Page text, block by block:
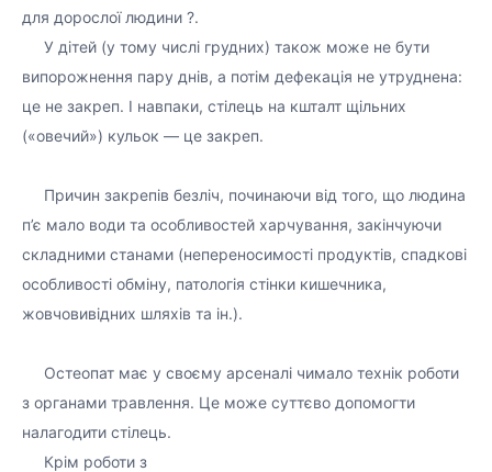
для дорослої людини ?.
⠀⠀У дітей (у тому числі грудних) також може не бути
випорожнення пару днів, а потім дефекація не утруднена:
це не закреп. І навпаки, стілець на кшталт щільних
(«овечий») кульок — це закреп.
⠀⠀Причин закрепів безліч, починаючи від того, що людина
п’є мало води та особливостей харчування, закінчуючи
складними станами (непереносимості продуктів, спадкові
особливості обміну, патологія стінки кишечника,
жовчовивідних шляхів та ін.).
⠀⠀Остеопат має у своєму арсеналі чимало технік роботи
з органами травлення. Це може суттєво допомогти
налагодити стілець. ⠀⠀
⠀⠀Крім роботи з ⠀⠀